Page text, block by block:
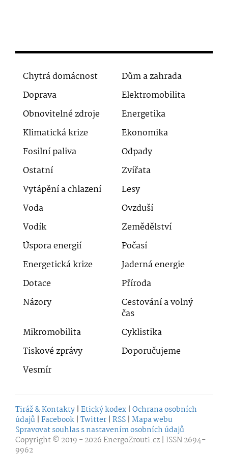
Chytrá domácnost
Dům a zahrada
Doprava
Elektromobilita
Obnovitelné zdroje
Energetika
Klimatická krize
Ekonomika
Fosilní paliva
Odpady
Ostatní
Zvířata
Vytápění a chlazení
Lesy
Voda
Ovzduší
Vodík
Zemědělství
Úspora energií
Počasí
Energetická krize
Jaderná energie
Dotace
Příroda
Názory
Cestování a volný
čas
Mikromobilita
Cyklistika
Tiskové zprávy
Doporučujeme
Vesmír
Tiráž & Kontakty | Etický kodex | Ochrana osobních
údajů | Facebook | Twitter | RSS | Mapa webu
Spravovat souhlas s nastavením osobních údajů
Copyright © 2019 - 2026EnergoZrouti.cz | ISSN 2694-
9962